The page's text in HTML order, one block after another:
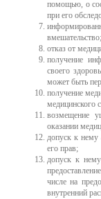
помощью, о
при его
вмешательство;
отказ от
получение
своего
может быть
получение
медицинского
возмещение
оказании
допуск к нему
его прав;
допуск к
числе на
внутренний